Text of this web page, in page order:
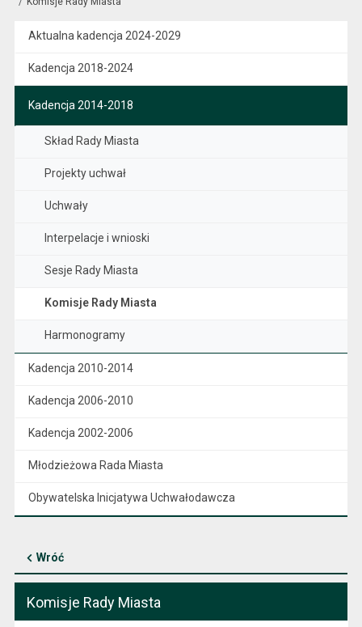
Aktualna kadencja 2024-2029
Kadencja 2018-2024
Kadencja 2014-2018
Skład Rady Miasta
Projekty uchwał
Uchwały
Interpelacje i wnioski
Sesje Rady Miasta
Komisje Rady Miasta
Harmonogramy
Kadencja 2010-2014
Kadencja 2006-2010
Kadencja 2002-2006
Młodzieżowa Rada Miasta
Obywatelska Inicjatywa Uchwałodawcza
Wróć
Komisje Rady Miasta